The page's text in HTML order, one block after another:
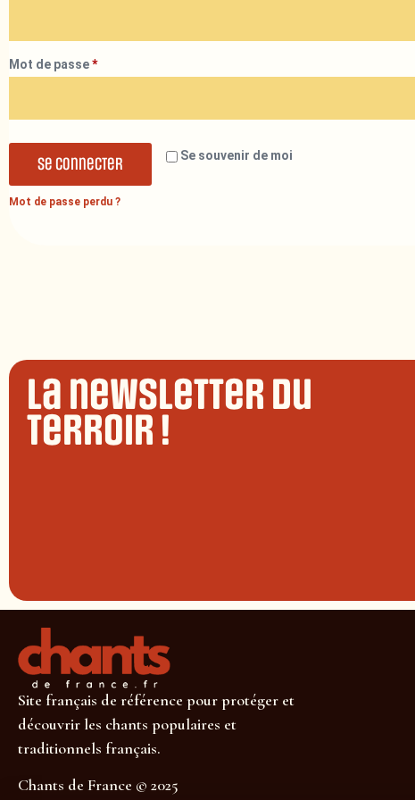
Mot de passe*
Se souvenir de moi
Se connecter
Mot de passe perdu ?
La newsletter du
terroir !
Site français de référence pour protéger et
découvrir les chants populaires et
traditionnels français.
Chants de France © 2025